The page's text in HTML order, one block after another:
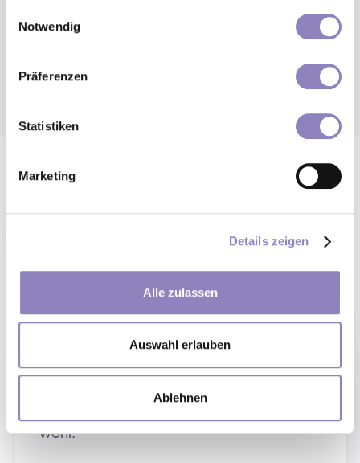
Notwendig
Präferenzen
Statistiken
Marketing
Details zeigen
Alle zulassen
Auswahl erlauben
Ablehnen
Das sagen unsere Kunden
Fürsorge betreut und fühle mich hier sehr
wohl."